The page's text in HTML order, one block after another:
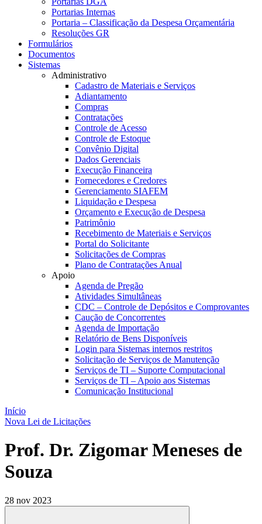
Portarias Internas
Portaria – Classificação da Despesa Orçamentária
Resoluções GR
Formulários
Documentos
Sistemas
Administrativo
Cadastro de Materiais e Serviços
Adiantamento
Compras
Contratações
Controle de Acesso
Controle de Estoque
Convênio Digital
Dados Gerenciais
Execução Financeira
Fornecedores e Credores
Gerenciamento SIAFEM
Liquidação e Despesa
Orçamento e Execução de Despesa
Patrimônio
Recebimento de Materiais e Serviços
Portal do Solicitante
Solicitações de Compras
Plano de Contratações Anual
Apoio
Agenda de Pregão
Atividades Simultâneas
CDC – Controle de Depósitos e Comprovantes
Caução de Concorrentes
Agenda de Importação
Relatório de Bens Disponíveis
Login para Sistemas internos restritos
Solicitação de Serviços de Manutenção
Serviços de TI – Suporte Computacional
Serviços de TI – Apoio aos Sistemas
Comunicação Institucional
Início
Nova Lei de Licitações
Prof. Dr. Zigomar Meneses de
Souza
28 nov 2023